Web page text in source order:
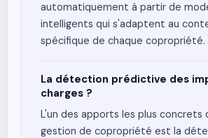
automatiquement à partir de
intelligents qui s'adaptent au
spécifique de chaque copropriété.
La détection prédictive des
charges ?
L'un des apports les plus concrets
gestion de copropriété est la